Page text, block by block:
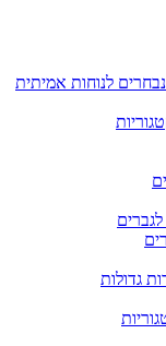
לנוחות אמיתית
לגברים
גדולות